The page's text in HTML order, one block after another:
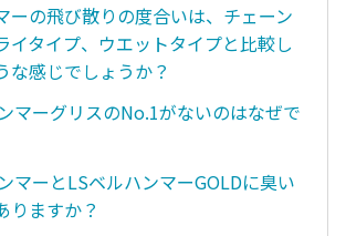
ーの飛び散りの度合いは、チェーン
イタイプ、ウエットタイプと比較し
な感じでしょうか？
マーグリスのNo.1がないのはなぜで
マーとLSベルハンマーGOLDに臭い
りますか？